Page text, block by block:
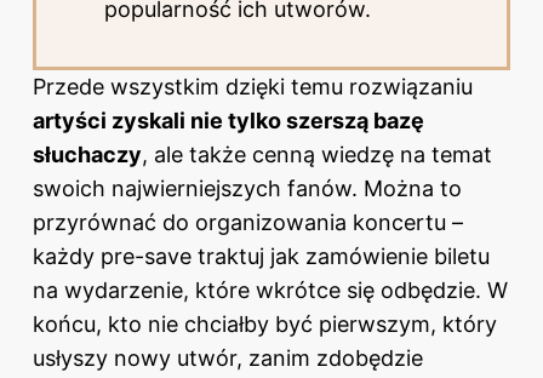
popularność ich utworów.
Przede wszystkim dzięki temu rozwiązaniu
artyści zyskali nie tylko szerszą bazę
słuchaczy, ale także cenną wiedzę na temat
swoich najwierniejszych fanów. Można to
przyrównać do organizowania koncertu –
każdy pre-save traktuj jak zamówienie biletu
na wydarzenie, które wkrótce się odbędzie. W
końcu, kto nie chciałby być pierwszym, który
usłyszy nowy utwór, zanim zdobędzie